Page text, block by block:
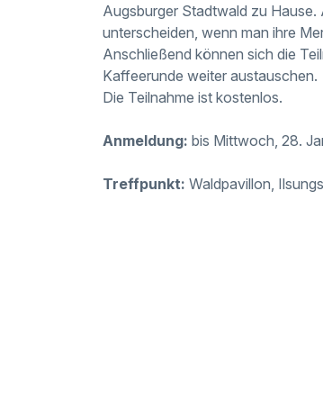
Augsburger Stadtwald zu Hause.
unterscheiden, wenn man ihre
Anschließend können sich die
Kaffeerunde weiter austauschen.
Die Teilnahme ist kostenlos.
Anmeldung: bis Mittwoch, 28.
Treffpunkt: Waldpavillon,